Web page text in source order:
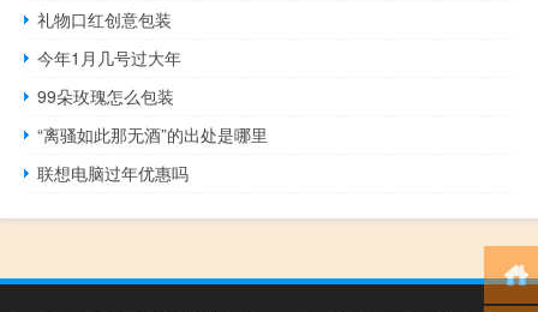
礼物口红创意包装
今年1月几号过大年
99朵玫瑰怎么包装
“离骚如此那无酒”的出处是哪里
联想电脑过年优惠吗